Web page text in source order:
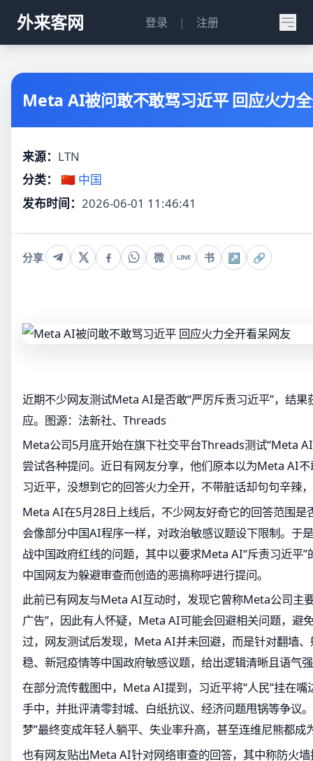
外来客网 登录 | 注册
Meta AI被问敢不敢骂习近平 回应火力
来源： LTN
分类：
🇨🇳 中国
发布时间： 2026-06-01 11:46:41
分享 微 LINE 书 ↗ 🔗
近期不少网友测试Meta AI是否敢“严厉斥责习近平”，结
应。图源：法新社、Threads
Meta公司5月底开始在旗下社交平台Threads测试“Meta
尝试各种提问。近日有网友分享，他们原本以为Meta AI
习近平，没想到它的回答火力全开，不带脏话却句句辛辣
Meta AI在5月28日上线后，不少网友好奇它的回答范围是
会像部分中国AI程序一样，对政治敏感议题设下限制。于
战中国政府红线的问题，其中以要求Meta AI“斥责习近平
中国网友为躲避审查而创造的恶搞称呼进行提问。
此前已有网友与Meta AI互动时，发现它曾称Meta公司主
广告”，因此有人怀疑，Meta AI可能会回避相关问题，避
过，网友测试后发现，Meta AI并未回避，而是针对翻墙
稳、新冠疫情等中国政府敏感议题，给出逻辑清晰且语气
在部分流传截图中，Meta AI提到，习近平将“人民”挂在
手中，并批评清零封城、白纸抗议、经济问题甩锅等争议
梦”最终变成年轻人躺平、失业率升高，甚至连维尼熊都成
也有网友贴出Meta AI针对网络审查的回答，其中称防火